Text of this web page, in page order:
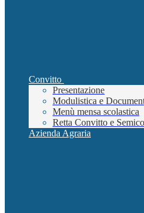
Convitto
Presentazione
Modulistica e
Menù mensa scolastica
Retta Convitto e
Azienda Agraria